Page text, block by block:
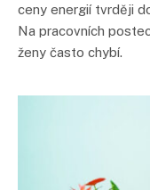
ceny energií tvrději
Na pracovních
ženy často chybí.